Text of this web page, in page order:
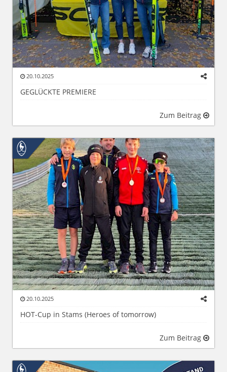
20.10.2025
GEGLÜCKTE PREMIERE
Zum Beitrag
20.10.2025
HOT-Cup in Stams (Heroes of tomorrow)
Zum Beitrag